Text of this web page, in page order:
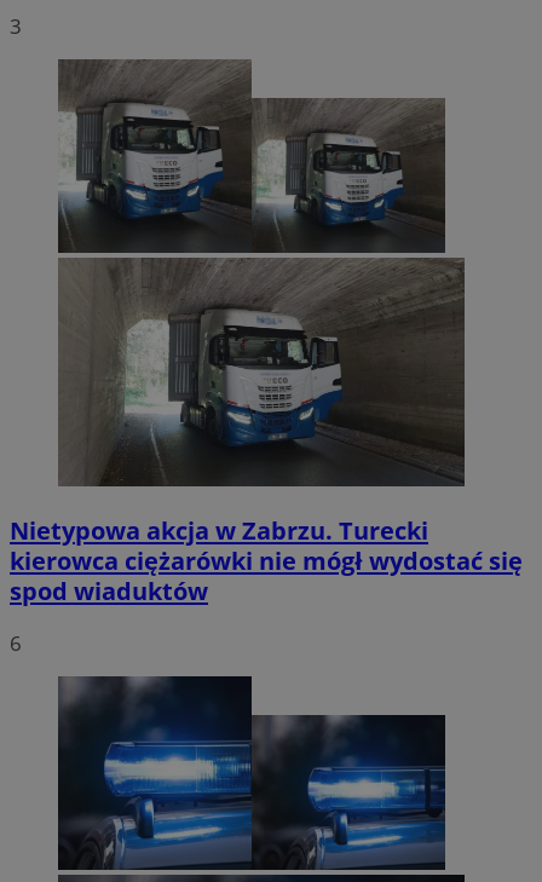
3
Nietypowa akcja w Zabrzu. Turecki
kierowca ciężarówki nie mógł wydostać się
spod wiaduktów
6